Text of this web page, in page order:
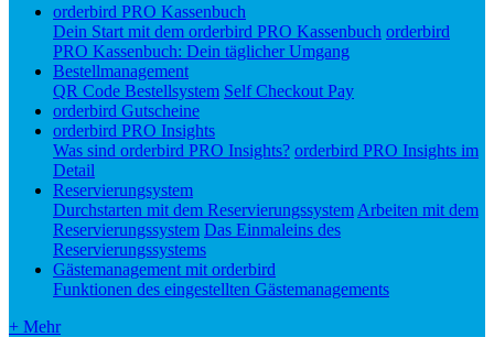
orderbird PRO Kassenbuch
Dein Start mit dem orderbird PRO Kassenbuch orderbird
PRO Kassenbuch: Dein täglicher Umgang
Bestellmanagement
QR Code Bestellsystem Self Checkout Pay
orderbird Gutscheine
orderbird PRO Insights
Was sind orderbird PRO Insights? orderbird PRO Insights im
Detail
Reservierungsystem
Durchstarten mit dem Reservierungssystem Arbeiten mit dem
Reservierungssystem Das Einmaleins des
Reservierungssystems
Gästemanagement mit orderbird
Funktionen des eingestellten Gästemanagements
+ Mehr